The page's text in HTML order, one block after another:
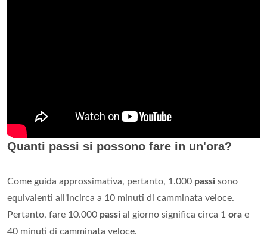
Quanti passi si possono fare in un'ora?
Come guida approssimativa, pertanto, 1.000 passi sono
equivalenti all'incirca a 10 minuti di camminata veloce.
Pertanto, fare 10.000 passi al giorno significa circa 1 ora e
40 minuti di camminata veloce.